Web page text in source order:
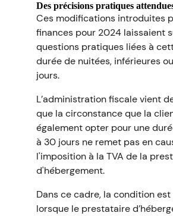
Des précisions pratiques
Ces modifications introduites
finances pour 2024 laissaient
questions pratiques liées à
durée de nuitées, inférieures
jours.
L’administration fiscale vient
que la circonstance que la
également opter pour une
à 30 jours ne remet pas en
l'imposition à la TVA de la
d'hébergement.
Dans ce cadre, la condition
lorsque le prestataire